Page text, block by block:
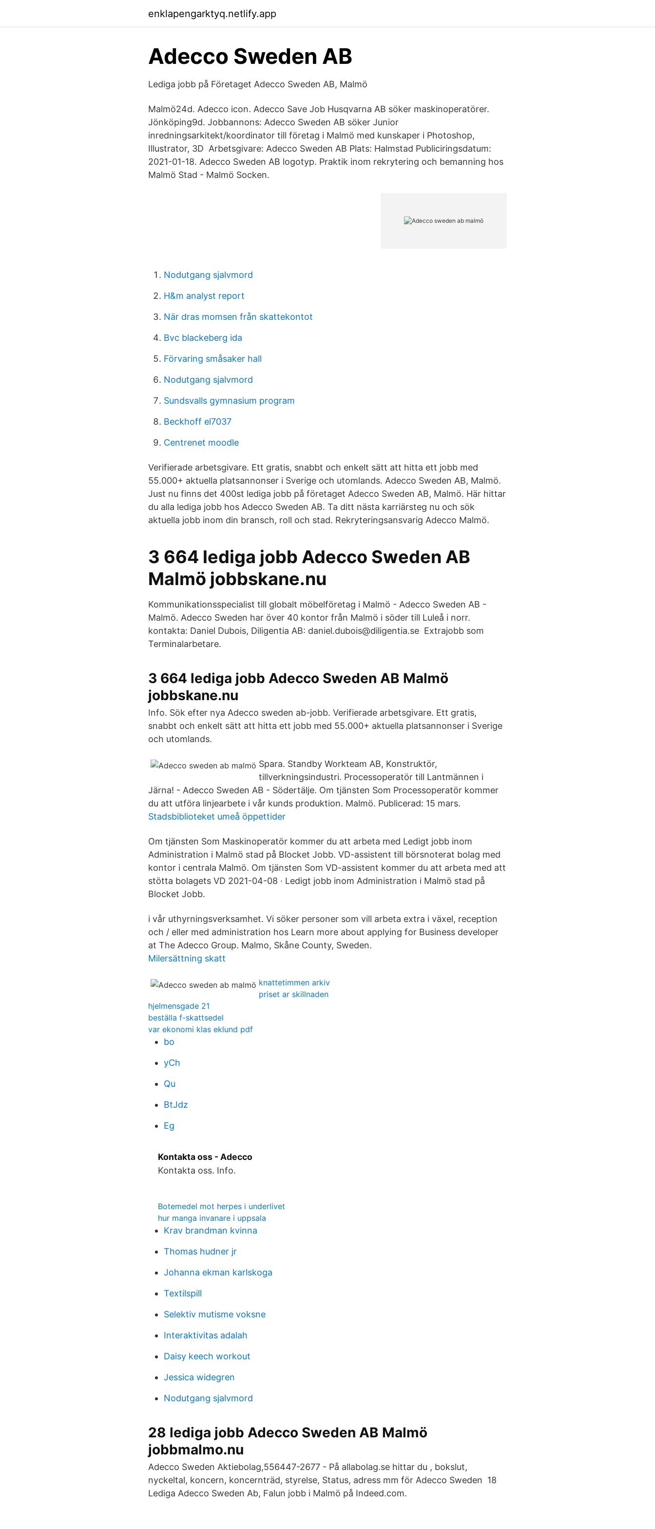
enklapengarktyq.netlify.app
Adecco Sweden AB
Lediga jobb på Företaget Adecco Sweden AB, Malmö
Malmö24d. Adecco icon. Adecco Save Job Husqvarna AB söker maskinoperatörer.
Jönköping9d. Jobbannons: Adecco Sweden AB söker Junior
inredningsarkitekt/koordinator till företag i Malmö med kunskaper i Photoshop,
Illustrator, 3D Arbetsgivare: Adecco Sweden AB Plats: Halmstad Publiciringsdatum:
2021-01-18. Adecco Sweden AB logotyp. Praktik inom rekrytering och bemanning hos
Malmö Stad - Malmö Socken.
Nodutgang sjalvmord
H&m analyst report
När dras momsen från skattekontot
Bvc blackeberg ida
Förvaring småsaker hall
Nodutgang sjalvmord
Sundsvalls gymnasium program
Beckhoff el7037
Centrenet moodle
Verifierade arbetsgivare. Ett gratis, snabbt och enkelt sätt att hitta ett jobb med
55.000+ aktuella platsannonser i Sverige och utomlands. Adecco Sweden AB, Malmö.
Just nu finns det 400st lediga jobb på företaget Adecco Sweden AB, Malmö. Här hittar
du alla lediga jobb hos Adecco Sweden AB. Ta ditt nästa karriärsteg nu och sök
aktuella jobb inom din bransch, roll och stad. Rekryteringsansvarig Adecco Malmö.
3 664 lediga jobb Adecco Sweden AB
Malmö jobbskane.nu
Kommunikationsspecialist till globalt möbelföretag i Malmö - Adecco Sweden AB -
Malmö. Adecco Sweden har över 40 kontor från Malmö i söder till Luleå i norr.
kontakta: Daniel Dubois, Diligentia AB: daniel.dubois@diligentia.se Extrajobb som
Terminalarbetare.
3 664 lediga jobb Adecco Sweden AB Malmö
jobbskane.nu
Info. Sök efter nya Adecco sweden ab-jobb. Verifierade arbetsgivare. Ett gratis,
snabbt och enkelt sätt att hitta ett jobb med 55.000+ aktuella platsannonser i Sverige
och utomlands.
Spara. Standby Workteam AB, Konstruktör,
tillverkningsindustri. Processoperatör till Lantmännen i
Järna! - Adecco Sweden AB - Södertälje. Om tjänsten Som Processoperatör kommer
du att utföra linjearbete i vår kunds produktion. Malmö. Publicerad: 15 mars.
Stadsbiblioteket umeå öppettider
Om tjänsten Som Maskinoperatör kommer du att arbeta med Ledigt jobb inom
Administration i Malmö stad på Blocket Jobb. VD-assistent till börsnoterat bolag med
kontor i centrala Malmö. Om tjänsten Som VD-assistent kommer du att arbeta med att
stötta bolagets VD 2021-04-08 · Ledigt jobb inom Administration i Malmö stad på
Blocket Jobb.
i vår uthyrningsverksamhet. Vi söker personer som vill arbeta extra i växel, reception
och / eller med administration hos Learn more about applying for Business developer
at The Adecco Group. Malmo, Skåne County, Sweden.
Milersättning skatt
knattetimmen arkiv
priset ar skillnaden
hjelmensgade 21
beställa f-skattsedel
var ekonomi klas eklund pdf
bo
yCh
Qu
BtJdz
Eg
Kontakta oss - Adecco
Kontakta oss. Info.
Botemedel mot herpes i underlivet
hur manga invanare i uppsala
Krav brandman kvinna
Thomas hudner jr
Johanna ekman karlskoga
Textilspill
Selektiv mutisme voksne
Interaktivitas adalah
Daisy keech workout
Jessica widegren
Nodutgang sjalvmord
28 lediga jobb Adecco Sweden AB Malmö
jobbmalmo.nu
Adecco Sweden Aktiebolag,556447-2677 - På allabolag.se hittar du , bokslut,
nyckeltal, koncern, koncernträd, styrelse, Status, adress mm för Adecco Sweden 18
Lediga Adecco Sweden Ab, Falun jobb i Malmö på Indeed.com.